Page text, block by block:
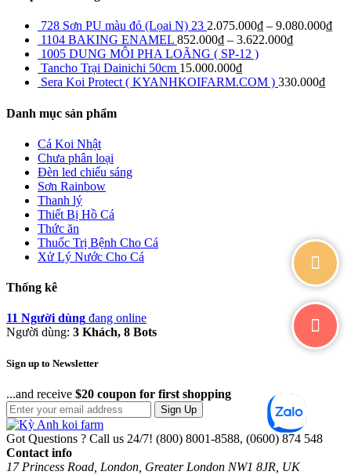
728 Sơn PU màu đỏ (Lọai N) 23 2.075.000₫ – 9.080.000₫
1104 BAKING ENAMEL 852.000₫ – 3.622.000₫
1005 DUNG MÔI PHA LOÃNG ( SP-12 )
Tancho Trại Dainichi 50cm 15.000.000₫
Sera Koi Protect ( KYANHKOIFARM.COM ) 330.000₫
Danh mục sản phẩm
Cá Koi Nhật
Chưa phân loại
Đèn led chiếu sáng
Sơn Rainbow
Thanh lý
Thiết Bị Hồ Cá
Thức ăn
Thuốc Trị Bệnh Cho Cá
Xử Lý Nước Cho Cá
Thống kê
11 Người dùng đang online
Người dùng: 3 Khách, 8 Bots
Sign up to Newsletter
...and receive $20 coupon for first shopping
Sign Up
Got Questions ? Call us 24/7! (800) 8001-8588, (0600) 874 548
Contact info
17 Princess Road, London, Greater London NW1 8JR, UK